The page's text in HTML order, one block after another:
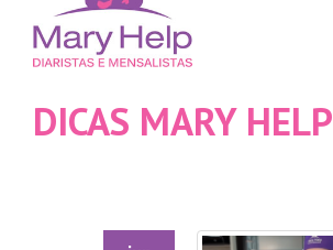
DICAS MARY HELP